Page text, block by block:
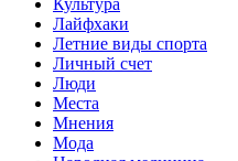
Лайфхаки
Летние виды спорта
Личный счет
Люди
Места
Мнения
Мода